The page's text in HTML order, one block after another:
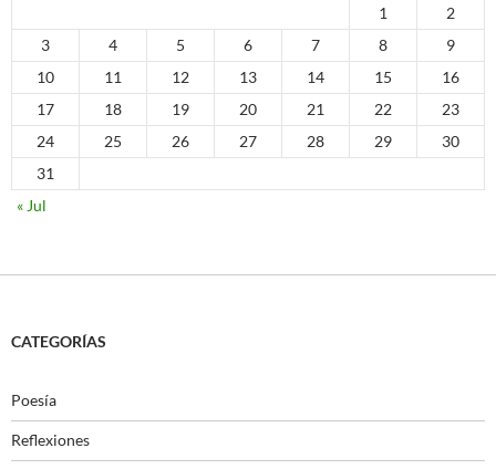
1
2
3
4 5 6 7 8
9
10
11 12 13 14 15
16
17
18 19 20 21 22
23
24
25 26 27 28 29
30
31
« Jul
CATEGORÍAS
Poesía
Reflexiones